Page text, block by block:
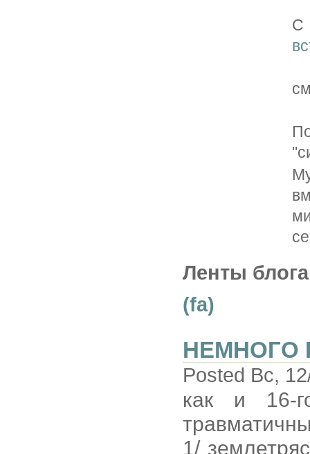
С
Ленты
(fa)
НЕМНОГО
Posted Вс,
как и 16-
1/